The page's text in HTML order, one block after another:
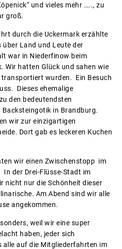
und vieles mehr ….., zu
groß.
durch die Uckermark erzählte
über Land und Leute der
war in Niederfinow beim
Wir hatten Glück und sahen wie
wurden. Ein Besuch
Dieses ehemalige
den bedeutendsten
Backsteingotik in Brandburg.
wir zur einzigartigen
Dort gab es leckeren Kuchen
wir einen Zwischenstopp im
In der Drei-Flüsse-Stadt im
nicht nur die Schönheit dieser
Am Abend sind wir alle
angekommen.
weil wir eine super
haben, jeder sich
auf die Mitgliederfahrten im